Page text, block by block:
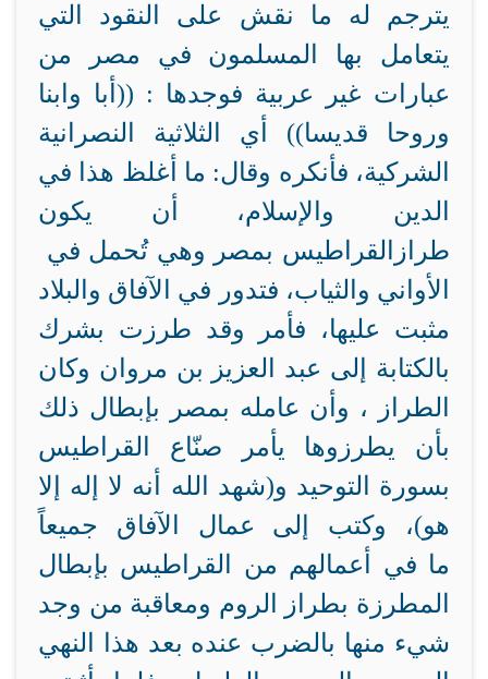
يترجم له ما نقش على النقود التي
يتعامل بها المسلمون في مصر من
عبارات غير عربية فوجدها : ((أبا وابنا
وروحا قديسا)) أي الثلاثية النصرانية
الشركية، فأنكره وقال: ما أغلظ هذا في
الدين والإسلام، أن يكون
طراز
القراطيس بمصر وهي تُحمل في
الأواني والثياب، فتدور في الآفاق والبلاد
وقد طرزت بشرك
مثبت عليها، فأمر
بالكتابة إلى عبد العزيز بن مروان وكان
عامله بمصر بإبطال ذلك الطراز ، وأن
يأمر صنّاع القراطيس
بأن يطرزوها
بسورة التوحيد و(شهد الله أنه لا إله إلا
هو)، وكتب إلى عمال الآفاق جميعاً
بإبطال ما في أعمالهم من القراطيس
المطرزة بطراز الروم ومعاقبة من وجد
عنده بعد هذا النهي شيء منها بالضرب